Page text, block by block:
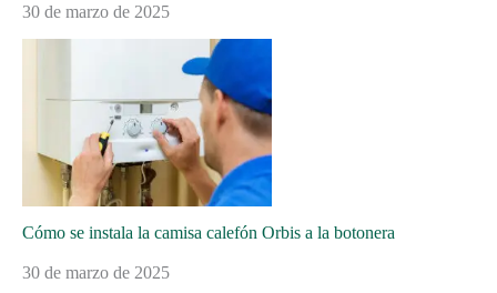
30 de marzo de 2025
Cómo se instala la camisa calefón Orbis a la botonera
30 de marzo de 2025